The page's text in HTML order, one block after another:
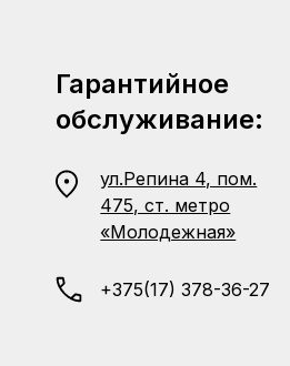
Гарантийное
обслуживание:
ул.Репина 4, пом.
475, ст. метро
«Молодежная»
+375(17) 378-36-27